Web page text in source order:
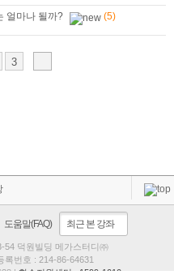
얼마나 될까? (5)
3
도움말(FAQ) 최근 본 강좌
54 덕원빌딩 메가스터디㈜
록번호 : 214-86-64631
| 학습지원센터 : 1599-1010